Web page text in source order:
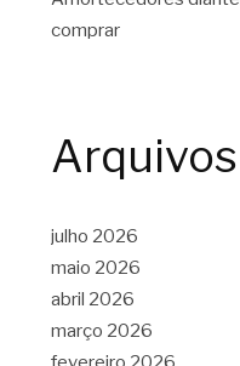
comprar
Arquivos
julho 2026
maio 2026
abril 2026
março 2026